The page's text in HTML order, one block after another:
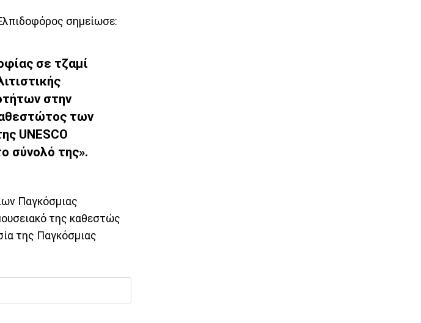
σημείωσε:
σε τζαμί
στην
των
UNESCO
σύνολό της».
Παγκόσμιας
της καθεστώς
της Παγκόσμιας